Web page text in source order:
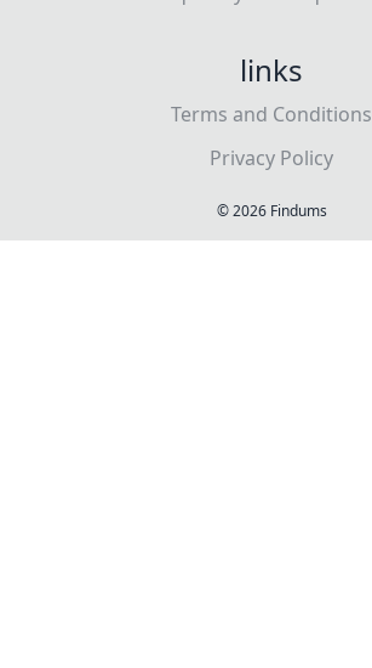
links
Terms and Conditions
Privacy Policy
©2026Findums